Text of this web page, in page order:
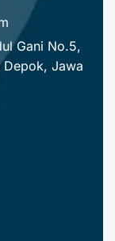
Gani No.5,
Jawa